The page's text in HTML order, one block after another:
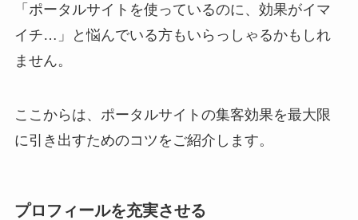
「ポータルサイトを使っているのに、効果がイマ
イチ…」と悩んでいる方もいらっしゃるかもしれ
ません。
ここからは、ポータルサイトの集客効果を最大限
に引き出すためのコツをご紹介します。
プロフィールを充実させる